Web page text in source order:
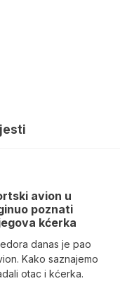
avion u
poznati
kćerka
danas je pao
Kako saznajemo
otac i kćerka.